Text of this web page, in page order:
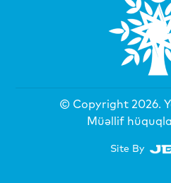
© Copyright 2026.
Müəllif
Site By